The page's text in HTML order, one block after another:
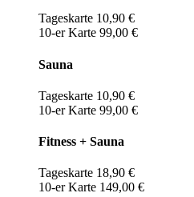
Tageskarte 10,90 €
10-er Karte 99,00 €
Sauna
Tageskarte 10,90 €
10-er Karte 99,00 €
Fitness + Sauna
Tageskarte 18,90 €
10-er Karte 149,00 €